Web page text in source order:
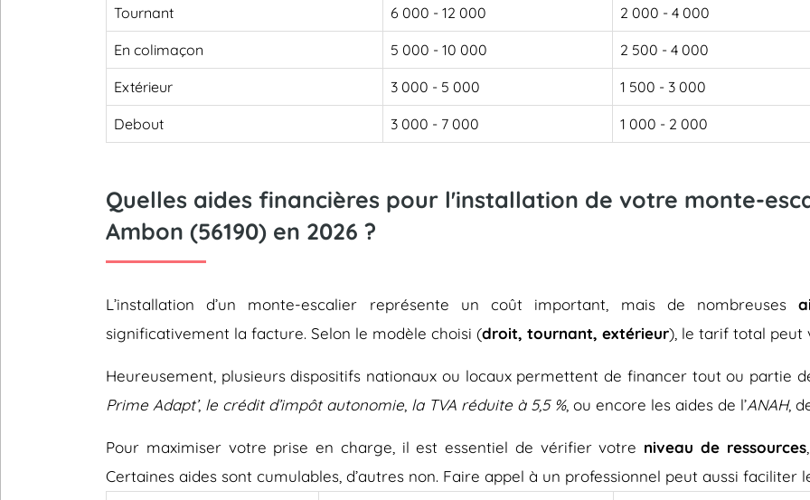
Tournant 6 000 - 12 000 2 000 - 4 000
En colimaçon 5 000 - 10 000 2 500 - 4 000
Extérieur 3 000 - 5 000 1 500 - 3 000
Debout 3 000 - 7 000 1 000 - 2 000
Quelles aides financières pour l'installation de votre monte-
Ambon (56190) en 2026 ?
L’installation d’un monte-escalier représente un coût important, mais de nombreuses
significativement la facture. Selon le modèle choisi (droit, tournant, extérieur), le tarif total peut
Heureusement, plusieurs dispositifs nationaux ou locaux permettent de financer tout ou partie
Prime Adapt’, le crédit d’impôt autonomie la TVA réduite à 5,5 %, ou encore les aides de l’ANAH,
Pour maximiser votre prise en charge, il est essentiel de vérifier votre niveau de ressources
Certaines aides sont cumulables, d’autres non. Faire appel à un professionnel peut aussi faciliter